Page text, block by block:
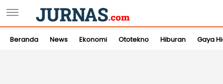
Beranda News Ekonomi Ototekno Hiburan Gaya